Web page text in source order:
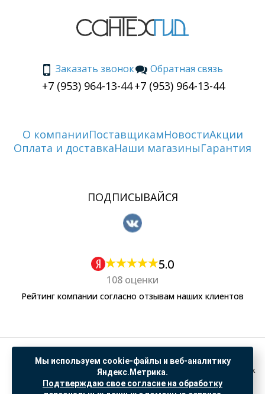
Заказать звонок
+7 (953) 964-13-44
Обратная связь
+7 (953) 964-13-44
О компанииПоставщикамНовостиАкции
Оплата и доставкаНаши магазиныГарантия
ПОДПИСЫВАЙСЯ
5.0
108 оценки
Рейтинг компании согласно отзывам наших клиентов
Политика обработки персональных данных
Согласие на обработку данных Яндекс Метрика
"© ООО “САНТЕХГИД”, 2026. Все права защищены. Предложение не является публичной
Мы используем cookie-файлы и веб-аналитику
Яндекс.Метрика.
Подтверждаю свое согласие на обработку